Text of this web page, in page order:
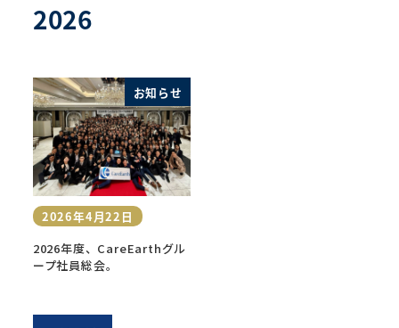
2026
お知らせ
2026年度、CareEarthグル
ープ社員総会。
投稿日
2026年4月22日